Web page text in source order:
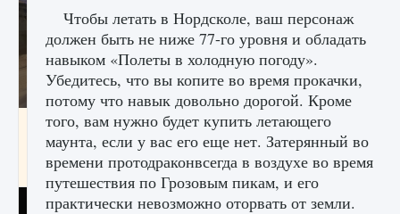
Как исправить неработающие награды For
Honor
9 августа 2024 1 205 0 0
Чтобы летать в Нордсколе, ваш персонаж
должен быть не ниже 77-го уровня и обладать
навыком «Полеты в холодную погоду».
Убедитесь, что вы копите во время прокачки,
потому что навык довольно дорогой. Кроме
того, вам нужно будет купить летающего
маунта, если у вас его еще нет. Затерянный во
времени протодраконвсегда в воздухе во время
путешествия по Грозовым пикам, и его
практически невозможно оторвать от земли.